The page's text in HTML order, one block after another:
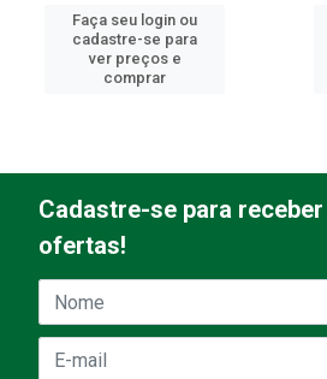
Faça seu login ou
cadastre-se para
ver preços e
comprar
Cadastre-se para
ofertas!